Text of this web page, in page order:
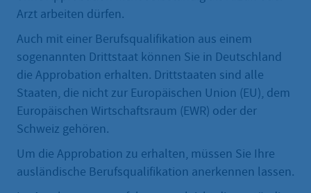
Arzt arbeiten dürfen.
Auch mit einer Berufsqualifikation aus einem
sogenannten Drittstaat können Sie in Deutschland
die Approbation erhalten. Drittstaaten sind alle
Staaten, die nicht zur Europäischen Union (EU), dem
Europäischen Wirtschaftsraum (EWR) oder der
Schweiz gehören.
Um die Approbation zu erhalten, müssen Sie Ihre
ausländische Berufsqualifikation anerkennen lassen.